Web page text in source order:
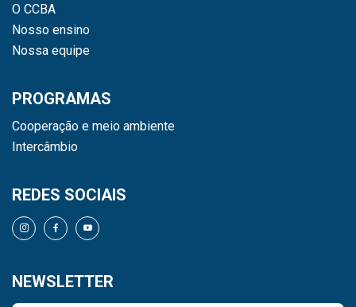
O CCBA
Nosso ensino
Nossa equipe
PROGRAMAS
Cooperação e meio ambiente
Intercâmbio
REDES SOCIAIS
NEWSLETTER